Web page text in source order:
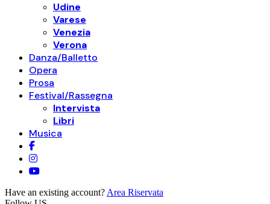
Udine
Varese
Venezia
Verona
Danza/Balletto
Opera
Prosa
Festival/Rassegna
Intervista
Libri
Musica
Have an existing account? Area Riservata